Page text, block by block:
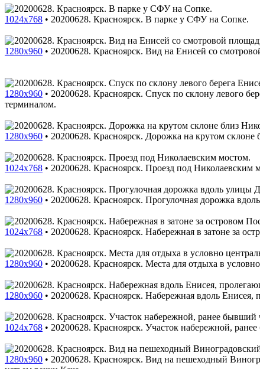
1024x768 • 20200628. Красноярск. В парке у СФУ на Сопке.
1280x960 • 20200628. Красноярск. Вид на Енисей со
1280x960 • 20200628. Красноярск. Спуск по склону левого
терминалом.
1280x960 • 20200628. Красноярск. Дорожка на крутом склоне
1024x768 • 20200628. Красноярск. Проезд под Николаевским
1280x960 • 20200628. Красноярск. Прогулочная дорожка
1024x768 • 20200628. Красноярск. Набережная в затоне за
1280x960 • 20200628. Красноярск. Места для отдыха в
1280x960 • 20200628. Красноярск. Набережная вдоль
1024x768 • 20200628. Красноярск. Участок набережной,
1280x960 • 20200628. Красноярск. Вид на пешеходный